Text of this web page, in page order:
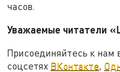
часов.
Уважаемые читатели
Присоединяйтесь к нам
соцсетях ВКонтакте,